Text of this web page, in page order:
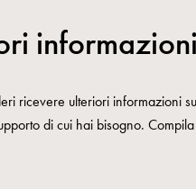
ricevere ulteriori informazioni
di cui hai bisogno.